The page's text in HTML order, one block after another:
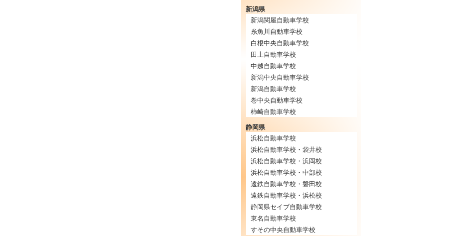
新潟県
新潟関屋自動車学校
糸魚川自動車学校
白根中央自動車学校
田上自動車学校
中越自動車学校
新潟中央自動車学校
新潟自動車学校
巻中央自動車学校
柿崎自動車学校
静岡県
浜松自動車学校
浜松自動車学校・袋井校
浜松自動車学校・浜岡校
浜松自動車学校・中部校
遠鉄自動車学校・磐田校
遠鉄自動車学校・浜松校
静岡県セイブ自動車学校
東名自動車学校
すその中央自動車学校